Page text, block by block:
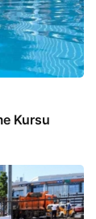
Kursu